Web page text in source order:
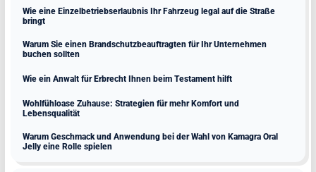
Wie eine Einzelbetriebserlaubnis Ihr Fahrzeug legal auf die Straße
bringt
Warum Sie einen Brandschutzbeauftragten für Ihr Unternehmen
buchen sollten
Wie ein Anwalt für Erbrecht Ihnen beim Testament hilft
Wohlfühloase Zuhause: Strategien für mehr Komfort und
Lebensqualität
Warum Geschmack und Anwendung bei der Wahl von Kamagra Oral
Jelly eine Rolle spielen